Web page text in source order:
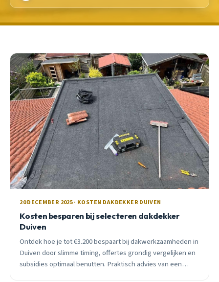
20 DECEMBER 2025 · KOSTEN DAKDEKKER DUIVEN
Kosten besparen bij selecteren dakdekker
Duiven
Ontdek hoe je tot €3.200 bespaart bij dakwerkzaamheden in
Duiven door slimme timing, offertes grondig vergelijken en
subsidies optimaal benutten. Praktisch advies van een